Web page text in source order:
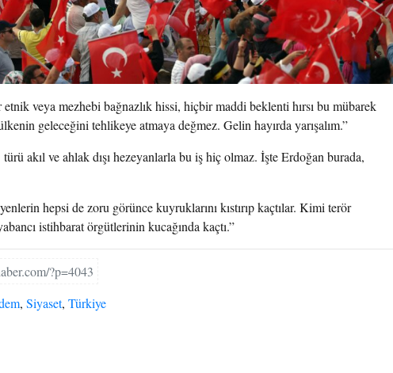
veya mezhebi bağnazlık hissi, hiçbir maddi beklenti hırsı bu mübarek
geleceğini tehlikeye atmaya değmez. Gelin hayırda yarışalım.”
akıl ve ahlak dışı hezeyanlarla bu iş hiç olmaz. İşte Erdoğan burada,
hepsi de zoru görünce kuyruklarını kıstırıp kaçtılar. Kimi terör
istihbarat örgütlerinin kucağında kaçtı.”
?p=4043
, Siyaset, Türkiye